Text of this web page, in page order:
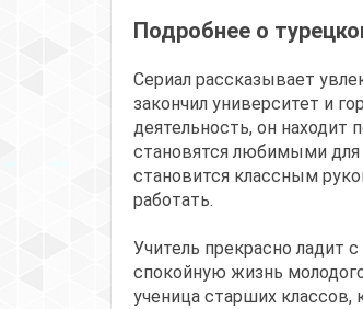
Подробнее о
Сериал рассказывает
закончил университет и
деятельность, он находит
становятся любимыми
становится классным
работать.
Учитель прекрасно ладит
спокойную жизнь
ученица старших классов,